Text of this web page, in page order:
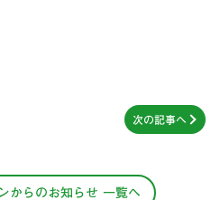
次の記事へ
からのお知らせ 一覧へ